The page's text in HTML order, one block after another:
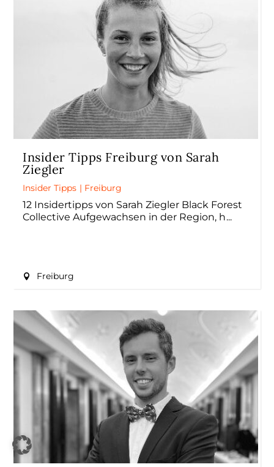
Insider Tipps Freiburg von Sarah
Ziegler
Insider Tipps | Freiburg
12 Insidertipps von Sarah Ziegler Black Forest
Collective Aufgewachsen in der Region, h
Freiburg